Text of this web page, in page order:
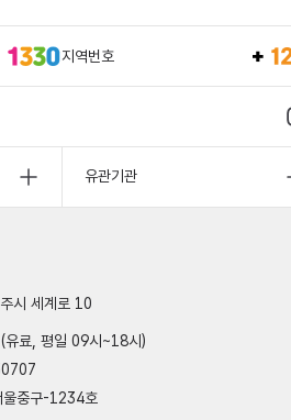
지역번호
유관기관
시 세계로 10
료, 평일 09시~18시)
중구-1234호